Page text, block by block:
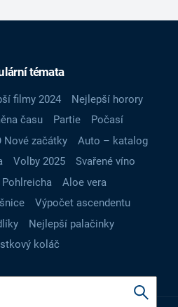
témata
filmy 2024
Nejlepší horory
času Partie
Počasí
Nové začátky
Auto – katalog
Volby 2025
Svařené víno
Aloe vera
Výpočet ascendentu
Nejlepší palačinky
koláč